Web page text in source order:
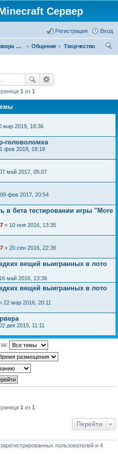
Сервер
Вход
Регистрация
Форум сервера Minecraft Gregtech 1.7.10 Общение
Творчество
1 из 1
мар 2019, 18:36
головоломка
фев 2018, 18:18
май 2017, 05:07
09 фев 2017, 20:54
в бета тестировании игры "More
« 10 ноя 2016, 13:35
« 20 сен 2016, 22:36
вещей выигранных в лото
16 май 2016, 13:36
вещей выигранных в лото
22 мар 2016, 20:11
дек 2015, 11:11
1 из 1
Перейти
пользователей и 4